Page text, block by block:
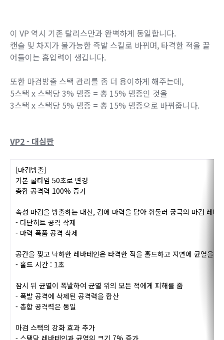
- 총합 공격력은 동일
마력 폭풍은 공격한 적을 폭풍 중앙으로 끌어
마검 최대 스택 수 2회 감소
- 소모한 마검 스택 당 데미지 증가율 2% 추 가 증가
이 VP 역시 기존 탈리스만과 완벽하게 동일합니다.
어들이는 흡입력이 생깁니다.
또한 마검방출 스택 관리를 좀 더 용이하게 해주는데,
3스택 x 스택당 5% 뎀증 = 총 15% 뎀증으로 바꿔줍니다.
VP2 - 대심판
기본 쿨타임 50초로 변경
총합 공격력 100% 증가
- 다단히트 공격 삭제